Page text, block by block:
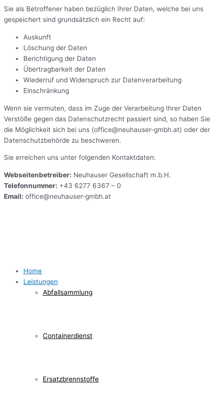
Sie als Betroffener haben bezüglich Ihrer Daten, welche bei uns
gespeichert sind grundsätzlich ein Recht auf:
Auskunft
Löschung der Daten
Berichtigung der Daten
Übertragbarkeit der Daten
Wiederruf und Widerspruch zur Datenverarbeitung
Einschränkung
Wenn sie vermuten, dass im Zuge der Verarbeitung Ihrer Daten
Verstöße gegen das Datenschutzrecht passiert sind, so haben Sie
die Möglichkeit sich bei uns (office@neuhauser-gmbh.at) oder der
Datenschutzbehörde zu beschweren.
Sie erreichen uns unter folgenden Kontaktdaten:
Webseitenbetreiber: Neuhauser Gesellschaft m.b.H.
Telefonnummer: +43 6277 6367 – 0
Email: office@neuhauser-gmbh.at
Home
Leistungen
Abfallsammlung
Containerdienst
Ersatzbrennstoffe